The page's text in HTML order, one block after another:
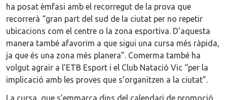
ha posat èmfasi amb el recorregut de la prova que
recorrerà “gran part del sud de la ciutat per no repetir
ubicacions com el centre o la zona esportiva. D’aquesta
manera també afavorim a que sigui una cursa més ràpida,
ja que és una zona més planera”. Comerma també ha
volgut agrair a l’ETB Esport i el Club Natació Vic “per la
implicació amb les proves que s’organitzen a la ciutat”.
La cursa, que s’emmarca dins del calendari de promoció